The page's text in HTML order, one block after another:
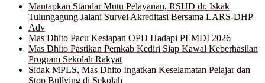
Mantapkan Standar Mutu Pelayanan, RSUD dr. Iskak
Tulungagung Jalani Survei Akreditasi Bersama LARS-DHP
Adv
Mas Dhito Pacu Kesiapan OPD Hadapi PEMDI 2026
Mas Dhito Pastikan Pemkab Kediri Siap Kawal Keberhasilan
Program Sekolah Rakyat
Sidak MPLS, Mas Dhito Ingatkan Keselamatan Pelajar dan
Stop Bullying di Sekolah